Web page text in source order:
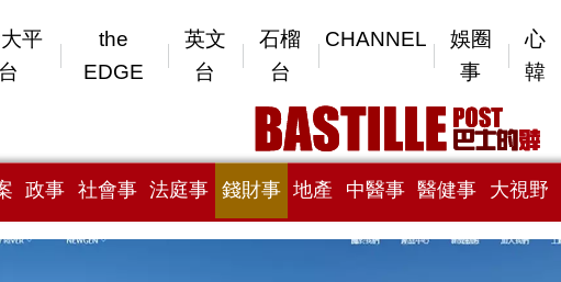
平
台
the
EDGE
英文
台
石榴
台
CHANNEL
娛圈
事
心
韓
政事 社會事 法庭事 錢財事 地產 中醫事 醫健事 大視野